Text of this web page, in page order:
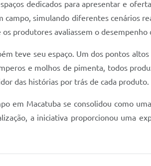
dedicados para apresentar e
simulando diferentes cenários
produtores avaliassem o
teve seu espaço. Um dos pontos
e molhos de pimenta, todos
das histórias por trás de cada produto.
em Macatuba se consolidou como
a iniciativa proporcionou uma